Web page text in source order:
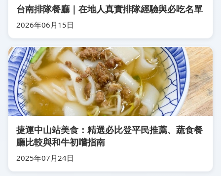
台南排隊餐廳｜在地人真實排隊經驗與必吃名單
2026年06月15日
捷運中山站美食：精選必比登平民推薦、蔬食餐
廳比較與和牛初嚐指南
2025年07月24日